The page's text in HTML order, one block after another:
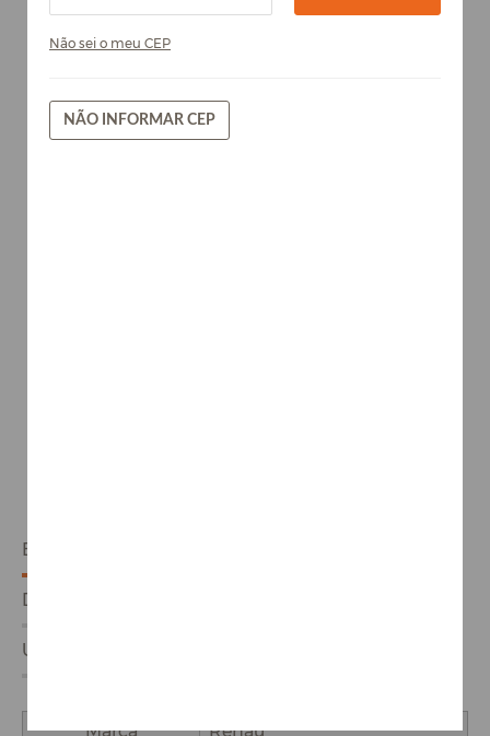
Canelato - Chapa de MDF Arauco
ESPECIFICAÇÕES
DETALHES DO PRODUTO
USO E APLICAÇÕES
Marca
Rehau
Não sei o meu CEP
NÃO INFORMAR CEP